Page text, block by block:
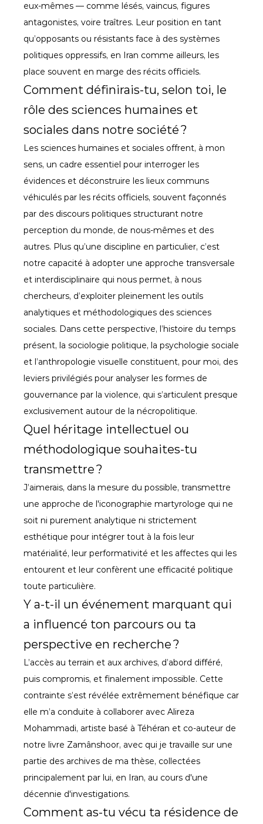
eux-mêmes — comme lésés, vaincus, figures
antagonistes, voire traîtres. Leur position en tant
qu’opposants ou résistants face à des systèmes
politiques oppressifs, en Iran comme ailleurs, les
place souvent en marge des récits officiels.
Comment définirais-tu, selon toi, le
rôle des sciences humaines et
sociales dans notre société ?
Les sciences humaines et sociales offrent, à mon
sens, un cadre essentiel pour interroger les
évidences et déconstruire les lieux communs
véhiculés par les récits officiels, souvent façonnés
par des discours politiques structurant notre
perception du monde, de nous-mêmes et des
autres. Plus qu’une discipline en particulier, c’est
notre capacité à adopter une approche transversale
et interdisciplinaire qui nous permet, à nous
chercheurs, d’exploiter pleinement les outils
analytiques et méthodologiques des sciences
sociales. Dans cette perspective, l’histoire du temps
présent, la sociologie politique, la psychologie sociale
et l’anthropologie visuelle constituent, pour moi, des
leviers privilégiés pour analyser les formes de
gouvernance par la violence, qui s’articulent presque
exclusivement autour de la nécropolitique.
Quel héritage intellectuel ou
méthodologique souhaites-tu
transmettre ?
J’aimerais, dans la mesure du possible, transmettre
une approche de l'iconographie martyrologe qui ne
soit ni purement analytique ni strictement
esthétique pour intégrer tout à la fois leur
matérialité, leur performativité et les affectes qui les
entourent et leur confèrent une efficacité politique
toute particulière.
Y a-t-il un événement marquant qui
a influencé ton parcours ou ta
perspective en recherche ?
L’accès au terrain et aux archives, d’abord différé,
puis compromis, et finalement impossible. Cette
contrainte s’est révélée extrêmement bénéfique car
elle m’a conduite à collaborer avec Alireza
Mohammadi, artiste basé à Téhéran et co-auteur de
notre livre Zamânshoor, avec qui je travaille sur une
partie des archives de ma thèse, collectées
principalement par lui, en Iran, au cours d'une
décennie d'investigations.
Comment as-tu vécu ta résidence de